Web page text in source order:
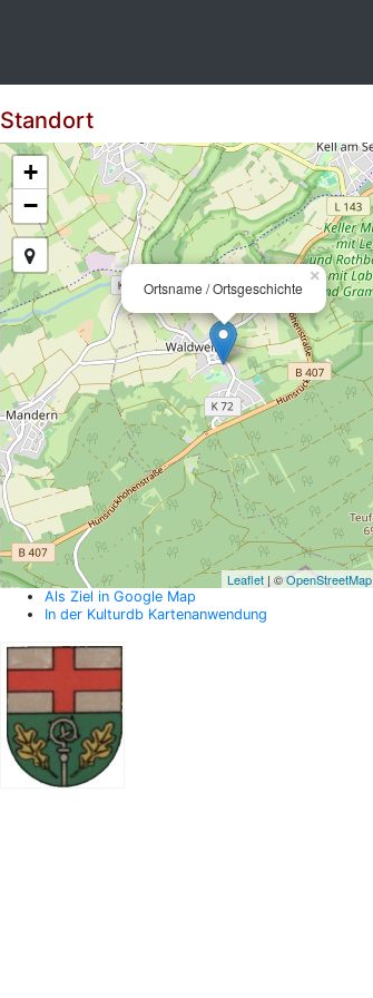
Standort
Ortsname / Ortsgeschichte
×
+
−
Leaflet | ©OpenStreetMap
Als Ziel in Google Map
In der Kulturdb Kartenanwendung